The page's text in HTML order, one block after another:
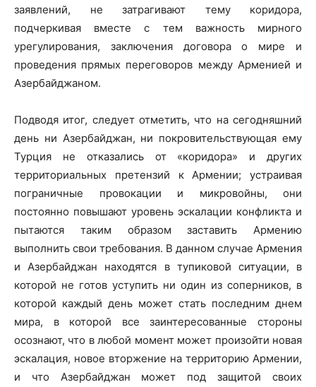
заявлений, не затрагивают тему коридора,
подчеркивая вместе с тем важность мирного
урегулирования, заключения договора о мире и
проведения прямых переговоров между Арменией и
Азербайджаном.
Подводя итог, следует отметить, что на сегодняшний
день ни Азербайджан, ни покровительствующая ему
Турция не отказались от «коридора» и других
территориальных претензий к Армении; устраивая
пограничные провокации и микровойны, они
постоянно повышают уровень эскалации конфликта и
пытаются таким образом заставить Армению
выполнить свои требования. В данном случае Армения
и Азербайджан находятся в тупиковой ситуации, в
которой не готов уступить ни один из соперников, в
которой каждый день может стать последним днем
мира, в которой все заинтересованные стороны
осознают, что в любой момент может произойти новая
эскалация, новое вторжение на территорию Армении,
и что Азербайджан может под защитой своих